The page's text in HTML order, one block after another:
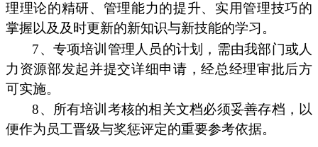
理理论的精研、管理能力的提升、实用管理技巧的
掌握以及及时更新的新知识与新技能的学习。
7、专项培训管理人员的计划，需由我部门或人
力资源部发起并提交详细申请，经总经理审批后方
可实施。
8、所有培训考核的相关文档必须妥善存档，以
便作为员工晋级与奖惩评定的重要参考依据。